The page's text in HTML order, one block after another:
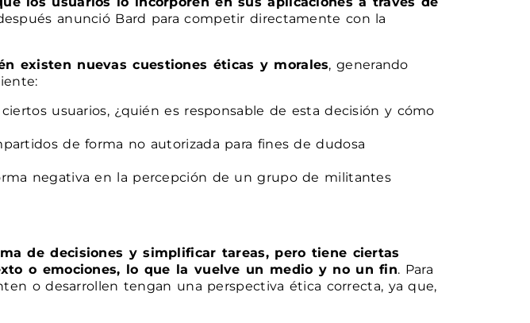
anunció Bard para competir directamente con la
existen nuevas cuestiones éticas y morales, generando
usuarios, ¿quién es responsable de esta decisión y cómo
de forma no autorizada para fines de dudosa
negativa en la percepción de un grupo de militantes
de decisiones y simplificar tareas, pero tiene ciertas
o emociones, lo que la vuelve un medio y no un fin. Para
o desarrollen tengan una perspectiva ética correcta, ya que,